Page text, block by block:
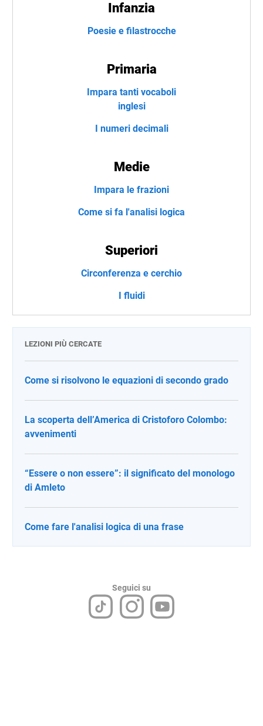
Infanzia
Poesie e filastrocche
Primaria
Impara tanti vocaboli
inglesi
I numeri decimali
Medie
Impara le frazioni
Come si fa l'analisi logica
Superiori
Circonferenza e cerchio
I fluidi
LEZIONI PIÙ CERCATE
Come si risolvono le equazioni di secondo grado
La scoperta dell’America di Cristoforo Colombo:
avvenimenti
“Essere o non essere”: il significato del monologo
di Amleto
Come fare l'analisi logica di una frase
Seguici su